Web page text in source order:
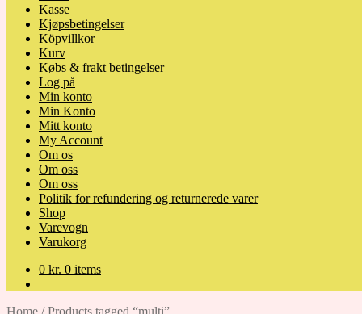
Kasse
Kjøpsbetingelser
Köpvillkor
Kurv
Købs & frakt betingelser
Log på
Min konto
Min Konto
Mitt konto
My Account
Om os
Om oss
Om oss
Politik for refundering og returnerede varer
Shop
Varevogn
Varukorg
0 kr. 0 items
Home /Products tagged “multi”